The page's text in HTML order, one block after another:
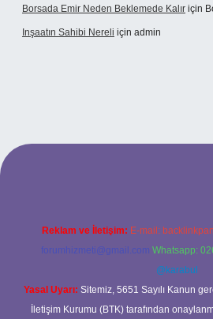
Borsada Emir Neden Beklemede Kalır için
Inşaatın Sahibi Nereli için admin
Reklam ve İletişim: E-mail:
forumhizmeti@gmail.com Whatsapp:
@karabul
Yasal Uyarı: Sitemiz, 5651 Sayılı Kanun
İletişim Kurumu (BTK) tarafından